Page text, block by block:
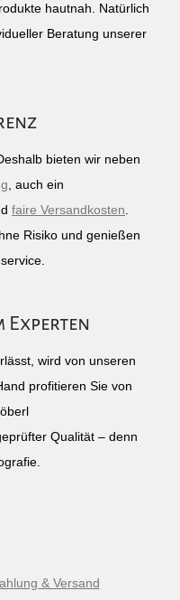
hautnah. Natürlich
Beratung unserer
bieten wir neben
, auch ein
faire Versandkosten
Risiko und genießen
Experten
wird von unseren
profitieren Sie von
Qualität – denn
& Versand